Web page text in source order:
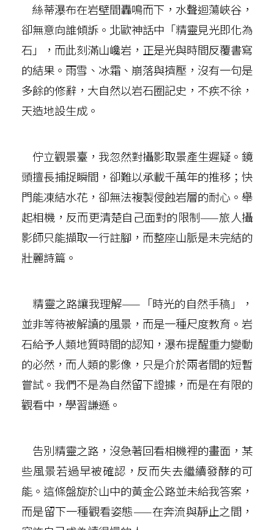
絲蒂瀑布在岩壁間轟鳴而下，水聲迴蕩峽谷，
卻無意向誰傾訴。北歐神話中「精靈見光即化為
石」，而此刻滿山巉岩，正是光與時間反覆書寫
的結果。雨雪、冰霜、崩落與擠壓，沒有一句是
多餘的修辭，大自然以岩石圈記史，不疾不徐，
天造地設生成。
佇立觀景臺，我忽然對攝影取景產生遲疑。鏡
頭擅長捕捉瞬間，卻難以承載千萬年的推移；快
門能凍結水花，卻無法複製侵蝕岩層的耐心。舉
起相機，反而更清楚自己面對的限制——旅人攝
影師只能擷取一行註腳，而整座山脈是未完結的
壯麗詩篇。
精靈之路讓我理解——「時光的自然手稿」，
並非等待被解讀的風景，而是一種尺度教育。岩
石給予人類地質時間的認知，瀑布提醒重力變動
的必然，而人類的影像，只是介於兩者間的短暫
嘗試。我們不是為自然留下證據，而是在有限的
觀看中，學習謙遜。
告別精靈之路，沒急著回看相機裡的畫面，某
些風景若過早被確認，反而失去繼續發酵的可
能。這條盤旋於山中的黃金公路並未給我答案，
而是留下一種觀看姿態——在奔流與靜止之間，